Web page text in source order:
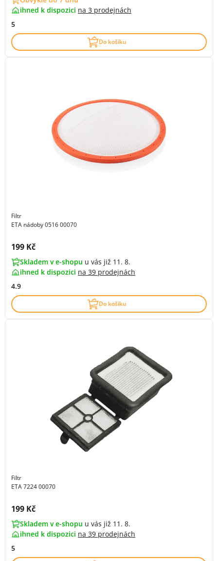
ihned k dispozici na 3 prodejnách
5
Do košíku
Filtr
ETA nádoby 0516 00070
Cena s DPH:
199 Kč
Skladem v e-shopu u vás již 11. 8.
ihned k dispozici na 39 prodejnách
4.9
Do košíku
Filtr
ETA 7224 00070
Cena s DPH:
199 Kč
Skladem v e-shopu u vás již 11. 8.
ihned k dispozici na 39 prodejnách
5